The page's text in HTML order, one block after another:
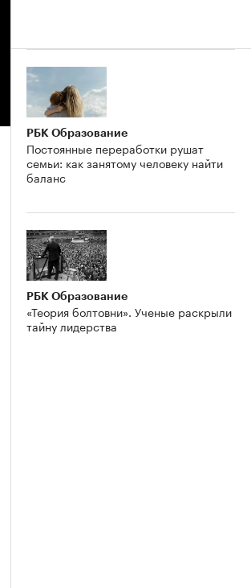
РБК Образование
Постоянные переработки рушат
семьи: как занятому человеку найти
баланс
РБК Образование
«Теория болтовни». Ученые раскрыли
тайну лидерства